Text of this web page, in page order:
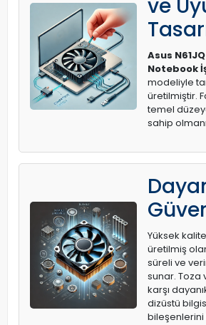
ve
Asus
Notebook
modeliyle
üretilmiştir.
temel
sahip
Yüksek
üretilmiş
süreli ve
sunar. Toza
karşı
dizüstü
bileşenlerini